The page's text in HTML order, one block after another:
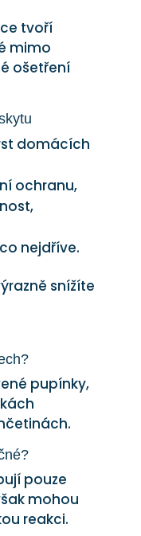
tvoří
mimo
ošetření
domácích
ochranu,
nejdříve.
snížíte
pupínky,
pouze
mohou
reakci.